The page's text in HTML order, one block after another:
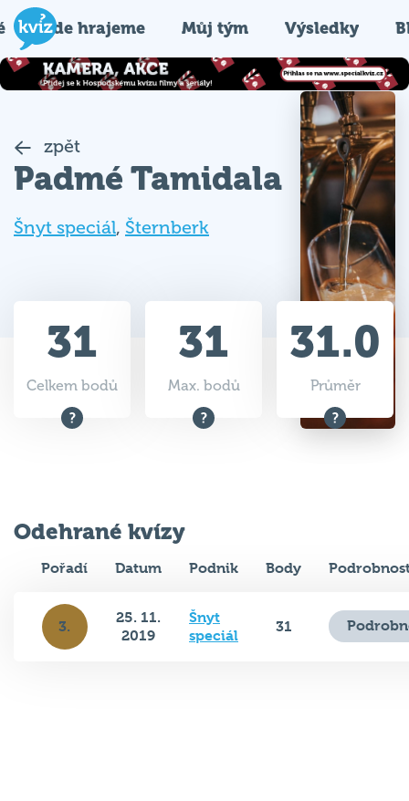
Kde hrajeme Můj tým Výsledky
zpět
Padmé Tamidala
Šnyt speciál, Šternberk
31
Celkem bodů
31
Max. bodů
31.0
Průměr
Odehrané kvízy
Pořadí Datum Podnik Body
3.
25. 11.
2019
Šnyt
speciál
31